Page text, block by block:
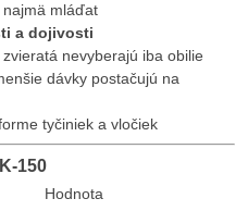
, najmä mláďat
a dojivosti
zvieratá nevyberajú iba obilie
dávky postačujú na
tyčiniek a vločiek
150
Hodnota